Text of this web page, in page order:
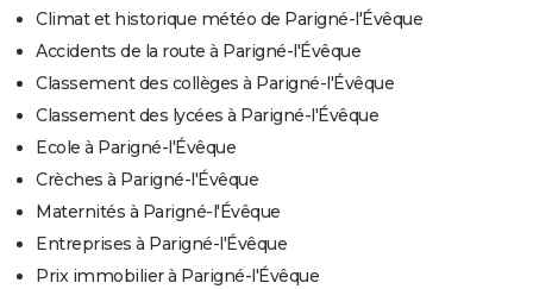
Climat et historique météo de Parigné-l'Évêque
Accidents de la route à Parigné-l'Évêque
Classement des collèges à Parigné-l'Évêque
Classement des lycées à Parigné-l'Évêque
Ecole à Parigné-l'Évêque
Crèches à Parigné-l'Évêque
Maternités à Parigné-l'Évêque
Entreprises à Parigné-l'Évêque
Prix immobilier à Parigné-l'Évêque